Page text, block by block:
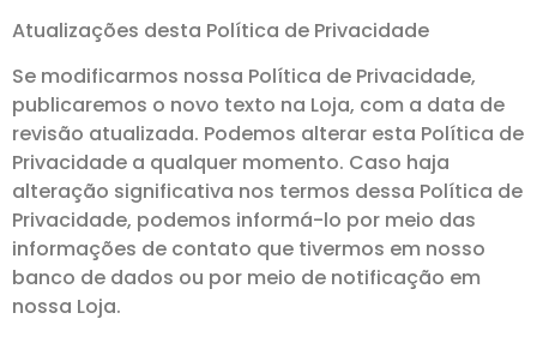
Atualizações desta Política de Privacidade
Se modificarmos nossa Política de Privacidade,
publicaremos o novo texto na Loja, com a data de
revisão atualizada. Podemos alterar esta Política de
Privacidade a qualquer momento. Caso haja
alteração significativa nos termos dessa Política de
Privacidade, podemos informá-lo por meio das
informações de contato que tivermos em nosso
banco de dados ou por meio de notificação em
nossa Loja.